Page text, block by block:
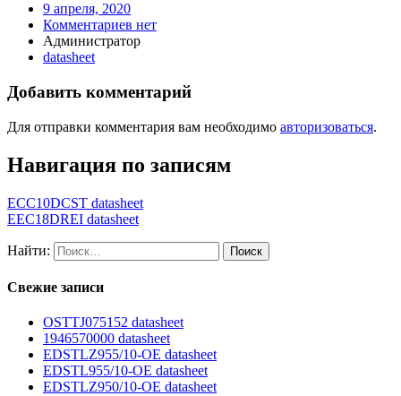
9 апреля, 2020
Комментариев нет
Администратор
datasheet
Добавить комментарий
Для отправки комментария вам необходимо авторизоваться.
Навигация по записям
ECC10DCST datasheet
EEC18DREI datasheet
Найти:
Свежие записи
OSTTJ075152 datasheet
1946570000 datasheet
EDSTLZ955/10-OE datasheet
EDSTL955/10-OE datasheet
EDSTLZ950/10-OE datasheet